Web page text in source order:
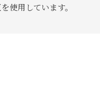
使用しています。